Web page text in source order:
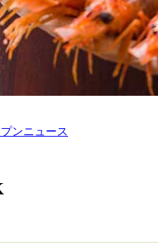
ンニュース